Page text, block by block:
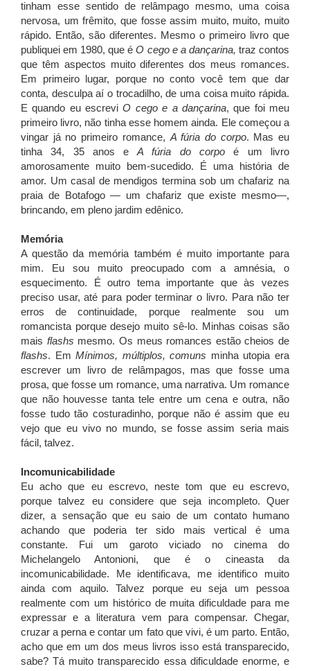
tinham esse sentido de relâmpago mesmo, uma coisa
nervosa, um frêmito, que fosse assim muito, muito, muito
rápido. Então, são diferentes. Mesmo o primeiro livro que
publiquei em 1980, que éO cego e a dançarina, traz contos
que têm aspectos muito diferentes dos meus romances.
Em primeiro lugar, porque no conto você tem que dar
conta, desculpa aí o trocadilho, de uma coisa muito rápida.
E quando eu escreviO cego e a dançarina, que foi meu
primeiro livro, não tinha esse homem ainda. Ele começou a
vingar já no primeiro romance, A fúria do corpo. Mas eu
tinha 34, 35 anos e A fúria do corpoé um livro
amorosamente muito bem-sucedido. É uma história de
amor. Um casal de mendigos termina sob um chafariz na
praia de Botafogo — um chafariz que existe mesmo—,
brincando, em pleno jardim edênico.
Memória
A questão da memória também é muito importante para
mim. Eu sou muito preocupado com a amnésia, o
esquecimento. É outro tema importante que às vezes
preciso usar, até para poder terminar o livro. Para não ter
erros de continuidade, porque realmente sou um
romancista porque desejo muito sê-lo. Minhas coisas são
mais flashs mesmo. Os meus romances estão cheios de
flashs. EmMínimos, múltiplos, comuns minha utopia era
escrever um livro de relâmpagos, mas que fosse uma
prosa, que fosse um romance, uma narrativa. Um romance
que não houvesse tanta tele entre um cena e outra, não
fosse tudo tão costuradinho, porque não é assim que eu
vejo que eu vivo no mundo, se fosse assim seria mais
fácil, talvez.
Incomunicabilidade
Eu acho que eu escrevo, neste tom que eu escrevo,
porque talvez eu considere que seja incompleto. Quer
dizer, a sensação que eu saio de um contato humano
achando que poderia ter sido mais vertical é uma
constante. Fui um garoto viciado no cinema do
Michelangelo Antonioni, que é o cineasta da
incomunicabilidade. Me identificava, me identifico muito
ainda com aquilo. Talvez porque eu seja um pessoa
realmente com um histórico de muita dificuldade para me
expressar e a literatura vem para compensar. Chegar,
cruzar a perna e contar um fato que vivi, é um parto. Então,
acho que em um dos meus livros isso está transparecido,
sabe? Tá muito transparecido essa dificuldade enorme, e